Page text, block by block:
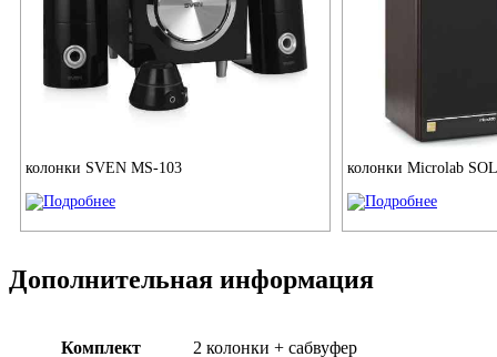
колонки SVEN MS-103 колонки Microlab
Дополнительная информация
Комплект 2 колонки + сабвуфер